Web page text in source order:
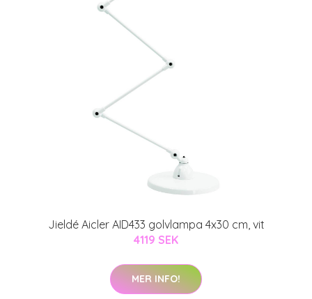
Jieldé Aicler AID433 golvlampa 4x30 cm, vit
4119 SEK
MER INFO!